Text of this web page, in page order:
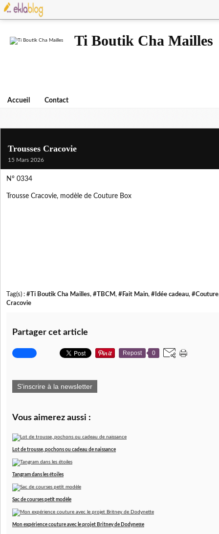
Ti Boutik Cha Mailles
Accueil Contact
Trousses Cracovie
15 Mars 2026
N° 0334
Trousse Cracovie, modèle de Couture Box
Tag(s) : #Ti Boutik Cha Mailles, #TBCM, #Fait Main, #Idée cadeau, #Couture
Cracovie
Partager cet article
Repost 0
S'inscrire à la newsletter
Vous aimerez aussi :
Lot de trousse, pochons ou cadeau de naissance
Tangram dans les étoiles
Sac de courses petit modèle
Mon expérience couture avec le projet Britney de Dodynette